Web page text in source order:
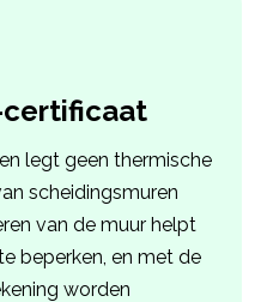
certificaat
legt geen thermische
scheidingsmuren
van de muur helpt
beperken, en met de
worden